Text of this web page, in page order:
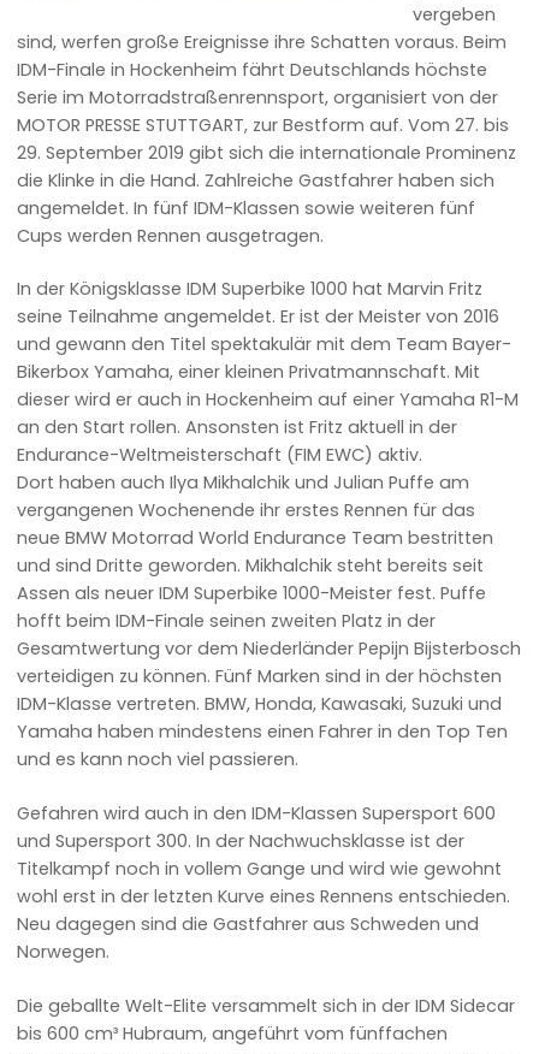
vergeben
sind, werfen große Ereignisse ihre Schatten voraus. Beim
IDM-Finale in Hockenheim fährt Deutschlands höchste
Serie im Motorradstraßenrennsport, organisiert von der
MOTOR PRESSE STUTTGART, zur Bestform auf. Vom 27. bis
29. September 2019 gibt sich die internationale Prominenz
die Klinke in die Hand. Zahlreiche Gastfahrer haben sich
angemeldet. In fünf IDM-Klassen sowie weiteren fünf
Cups werden Rennen ausgetragen.
In der Königsklasse IDM Superbike 1000 hat Marvin Fritz
seine Teilnahme angemeldet. Er ist der Meister von 2016
und gewann den Titel spektakulär mit dem Team Bayer-
Bikerbox Yamaha, einer kleinen Privatmannschaft. Mit
dieser wird er auch in Hockenheim auf einer Yamaha R1-M
an den Start rollen. Ansonsten ist Fritz aktuell in der
Endurance-Weltmeisterschaft (FIM EWC) aktiv.
Dort haben auch Ilya Mikhalchik und Julian Puffe am
vergangenen Wochenende ihr erstes Rennen für das
neue BMW Motorrad World Endurance Team bestritten
und sind Dritte geworden. Mikhalchik steht bereits seit
Assen als neuer IDM Superbike 1000-Meister fest. Puffe
hofft beim IDM-Finale seinen zweiten Platz in der
Gesamtwertung vor dem Niederländer Pepijn Bijsterbosch
verteidigen zu können. Fünf Marken sind in der höchsten
IDM-Klasse vertreten. BMW, Honda, Kawasaki, Suzuki und
Yamaha haben mindestens einen Fahrer in den Top Ten
und es kann noch viel passieren.
Gefahren wird auch in den IDM-Klassen Supersport 600
und Supersport 300. In der Nachwuchsklasse ist der
Titelkampf noch in vollem Gange und wird wie gewohnt
wohl erst in der letzten Kurve eines Rennens entschieden.
Neu dagegen sind die Gastfahrer aus Schweden und
Norwegen.
Die geballte Welt-Elite versammelt sich in der IDM Sidecar
bis 600 cm³ Hubraum, angeführt vom fünffachen